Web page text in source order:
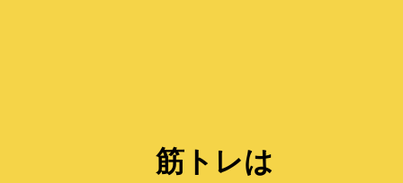
筋トレは